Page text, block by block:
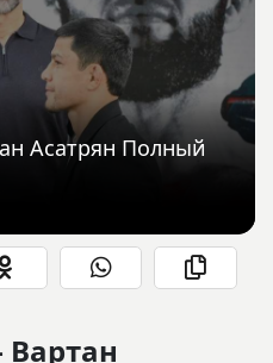
Асатрян Полный